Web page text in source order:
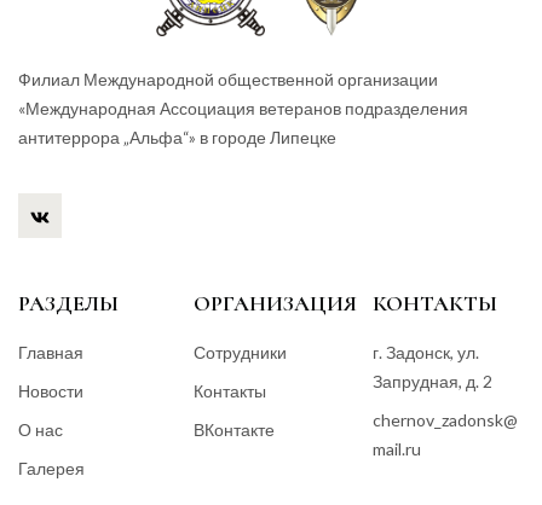
Филиал Международной общественной организации
«Международная Ассоциация ветеранов подразделения
антитеррора „Альфа“» в городе Липецке
РАЗДЕЛЫ
Главная
Новости
О нас
Галерея
ОРГАНИЗАЦИЯ
Сотрудники
Контакты
ВКонтакте
КОНТАКТЫ
г. Задонск, ул.
Запрудная, д. 2
chernov_zadonsk@
mail.ru